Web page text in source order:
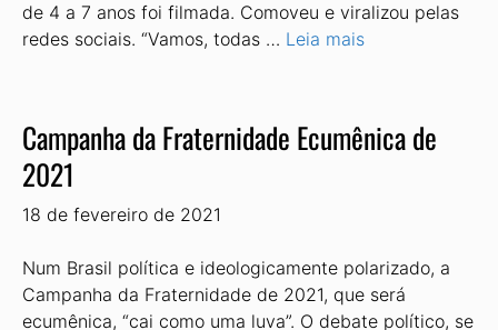
de 4 a 7 anos foi filmada. Comoveu e viralizou pelas
redes sociais. “Vamos, todas … Leia mais
Campanha da Fraternidade Ecumênica de
2021
18 de fevereiro de 2021
Num Brasil política e ideologicamente polarizado, a
Campanha da Fraternidade de 2021, que será
ecumênica, “cai como uma luva”. O debate político, se